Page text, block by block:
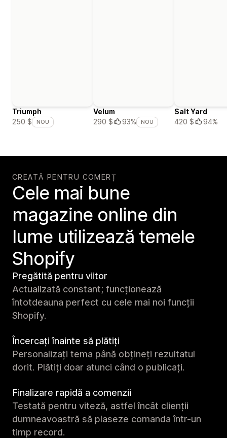
Triumph
250 $
NOU
Velum
290 $
93% NOU
Salt Yard
420 $
94%
CREATĂ PENTRU COMERȚ
Cele mai bune
magazine online din
lume utilizează temele
Shopify
Pregătită pentru viitor
Actualizată constant; funcționează
întotdeauna perfect cu cele mai noi funcții
Shopify.
Încercați înainte să plătiți
Personalizați tema până obțineți rezultatul
dorit. Plătiți doar atunci când o publicați.
Finalizare rapidă a comenzii
Testată pentru viteză, astfel încât clienții
dumneavoastră să plaseze comanda într-un
timp record.